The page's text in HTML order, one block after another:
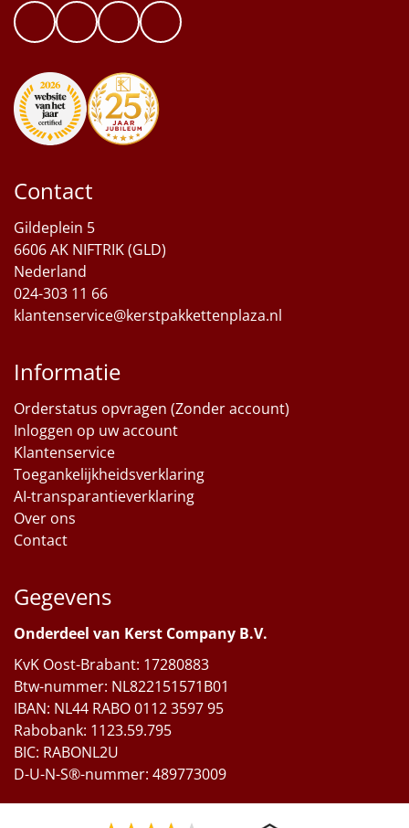
Contact
Gildeplein 5
6606 AK NIFTRIK (GLD)
Nederland
024-303 11 66
klantenservice@kerstpakkettenplaza.nl
Informatie
Orderstatus opvragen (Zonder account)
Inloggen op uw account
Klantenservice
Toegankelijkheidsverklaring
AI-transparantieverklaring
Over ons
Contact
Gegevens
Onderdeel van Kerst Company B.V.
KvK Oost-Brabant: 17280883
Btw-nummer: NL822151571B01
IBAN: NL44 RABO 0112 3597 95
Rabobank: 1123.59.795
BIC: RABONL2U
D-U-N-S®-nummer: 489773009